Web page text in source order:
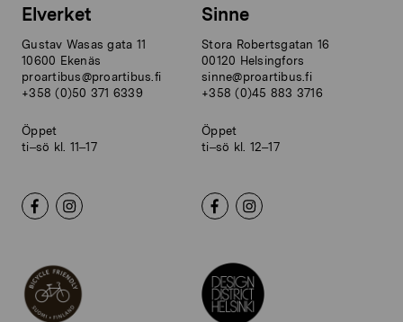
Elverket
Gustav Wasas gata 11
10600 Ekenäs
proartibus@proartibus.fi
+358 (0)50 371 6339
Öppet
ti–sö kl. 11–17
Sinne
Stora Robertsgatan 16
00120 Helsingfors
sinne@proartibus.fi
+358 (0)45 883 3716
Öppet
ti–sö kl. 12–17